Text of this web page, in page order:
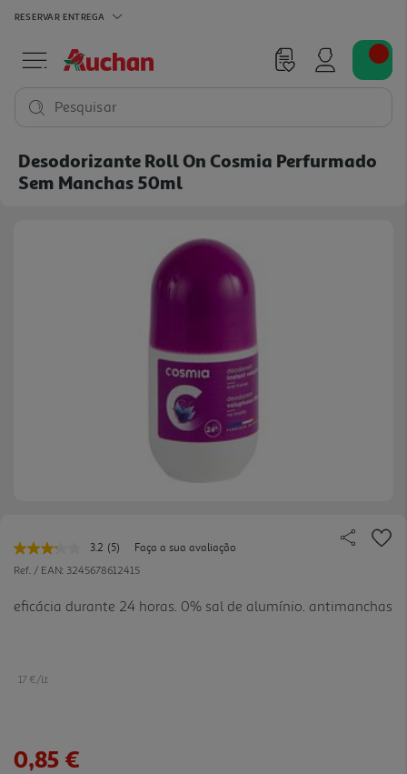
RESERVAR ENTREGA
Pesquisar
Desodorizante Roll On Cosmia Perfurmado
Sem Manchas 50ml
3.2 Leu
5
Link
para
(5)
Faça a sua avaliação
Ref. / EAN: 3245678612415
eficácia durante 24 horas. 0% sal de alumínio. antimanchas
17 €/Lt
0,85 €